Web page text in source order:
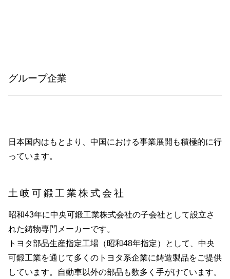
グループ企業
日本国内はもとより、中国における事業展開も積極的に行
っています。
土岐可鍛工業株式会社
昭和43年に中央可鍛工業株式会社の子会社として設立さ
れた鋳物専門メーカーです。
トヨタ部品生産指定工場（昭和48年指定）として、中央
可鍛工業を通じて多くのトヨタ系企業に鋳造製品をご提供
しています。自動車以外の部品も数多く手がけています。